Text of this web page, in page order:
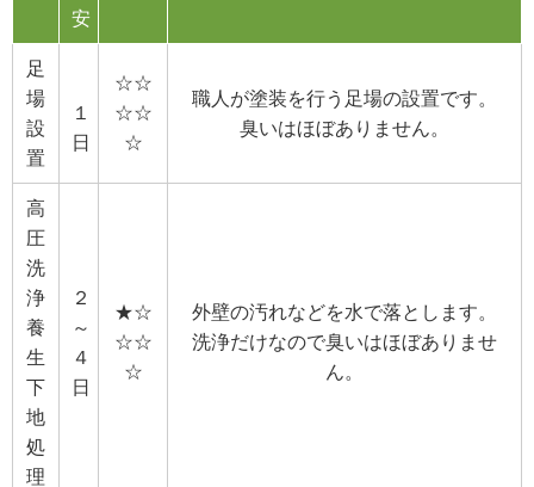
安
足
場
設
置
１
日
☆☆
☆☆
☆
職人が塗装を行う足場の設置です。
臭いはほぼありません。
高
圧
洗
浄
養
生
下
地
処
理
２
～
４
日
★☆
☆☆
☆
外壁の汚れなどを水で落とします。
洗浄だけなので臭いはほぼありませ
ん。